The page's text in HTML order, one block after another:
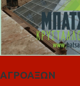
ΑΓΡΟΑΞΩΝ